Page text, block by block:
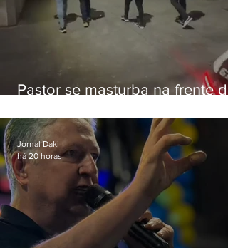
Pastor se masturba na frente de
Jornal Daki
há 20 horas